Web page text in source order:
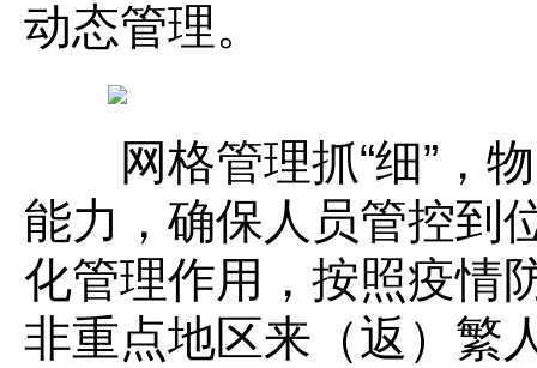
动态管理。
网格管理抓“细”，物
能力，确保人员管控到
化管理作用，按照疫情
非重点地区来（返）繁